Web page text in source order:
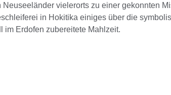
vielerorts zu einer gekonnten
in Hokitika einiges über die
im Erdofen zubereitete Mahlzeit.